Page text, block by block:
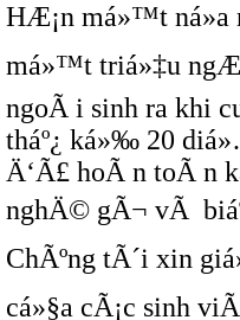
HÆ¡n má»™t ná»­a
má»™t triá»‡u
ngoÃ i sinh ra khi
tháº¿ ká»‰ 20
Ä‘Ã£ hoÃ n toÃ n
nghÄ© gÃ¬ vÃ
ChÃºng tÃ´i xin
cá»§a cÃ¡c sinh